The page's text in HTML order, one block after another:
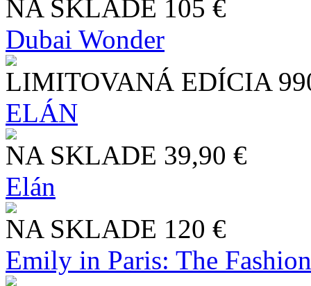
NA SKLADE 105 €
Dubai Wonder
LIMITOVANÁ EDÍCIA
ELÁN
NA SKLADE 39,90 €
Elán
NA SKLADE 120 €
Emily in Paris: The